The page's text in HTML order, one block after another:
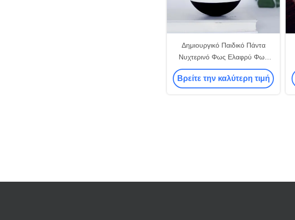
Δημιουργικό Παιδικό Πάντα
Νυχτερινό Φως Ελαφρύ Φως
Φροντίδα ματιών Κοιμιστήριο
Σιλικόνιο LED Δισκόλατο
Βρείτε την καλύτερη τιμή